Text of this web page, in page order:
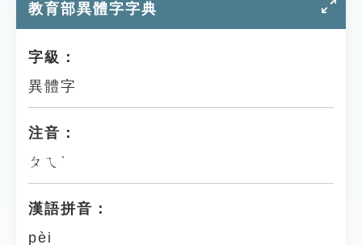
教育部異體字字典
字級：
異體字
注音：
ㄆㄟˋ
漢語拼音：
pèi